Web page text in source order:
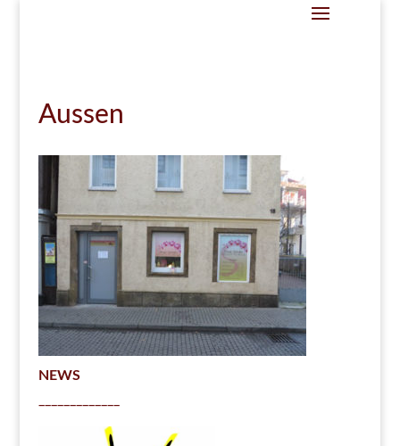
Aussen
NEWS